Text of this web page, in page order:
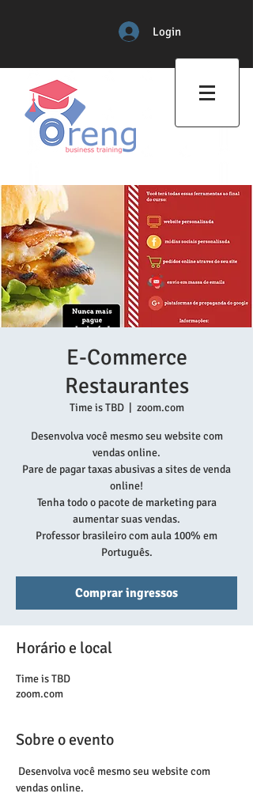
Login
E-Commerce
Restaurantes
Time is TBD
  |
zoom.com
Desenvolva você mesmo seu website com
vendas online.
Pare de pagar taxas abusivas a sites de venda
online!
Tenha todo o pacote de marketing para
aumentar suas vendas.
Professor brasileiro com aula 100% em
Português.
Comprar ingressos
Horário e local
Time is TBD
zoom.com
Sobre o evento
Desenvolva você mesmo seu website com
vendas online.